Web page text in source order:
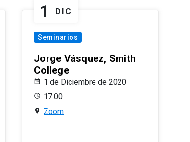
1 DIC
Seminarios
Jorge Vásquez, Smith
College
1 de Diciembre de 2020
17:00
Zoom